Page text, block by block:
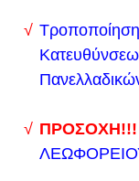
βάσεις για
17-07-23
2023
ΠΡΟΣΟΧΗ!!!